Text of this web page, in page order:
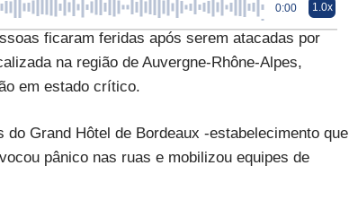
0:00 1.0x
ficaram feridas após serem atacadas por
na região de Auvergne-Rhône-Alpes,
em estado crítico.
Grand Hôtel de Bordeaux -estabelecimento que
pânico nas ruas e mobilizou equipes de